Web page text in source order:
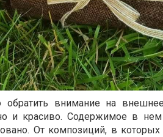
внимание на
и красиво. Содержимое в
От композиций, в